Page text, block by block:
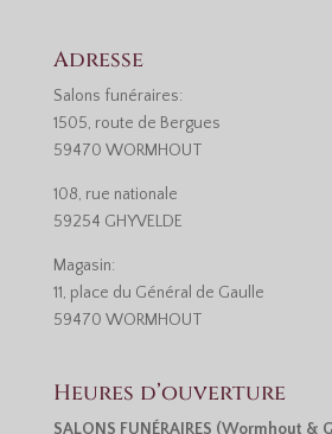
Adresse
Salons funéraires:
1505, route de Bergues
59470 WORMHOUT
108, rue nationale
59254 GHYVELDE
Magasin:
11, place du Général de Gaulle
59470 WORMHOUT
Heures d’ouverture
SALONS FUNÉRAIRES (Wormhout &